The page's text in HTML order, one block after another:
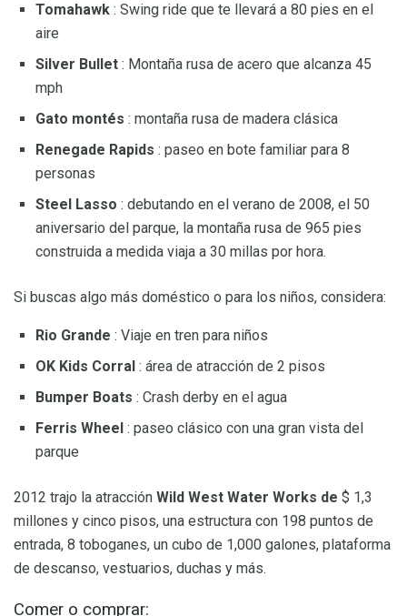
Tomahawk : Swing ride que te llevará a 80 pies en el
aire
Silver Bullet : Montaña rusa de acero que alcanza 45
mph
Gato montés : montaña rusa de madera clásica
Renegade Rapids : paseo en bote familiar para 8
personas
Steel Lasso : debutando en el verano de 2008, el 50
aniversario del parque, la montaña rusa de 965 pies
construida a medida viaja a 30 millas por hora.
Si buscas algo más doméstico o para los niños, considera:
Rio Grande : Viaje en tren para niños
OK Kids Corral : área de atracción de 2 pisos
Bumper Boats : Crash derby en el agua
Ferris Wheel : paseo clásico con una gran vista del
parque
2012 trajo la atracción Wild West Water Works de $ 1,3
millones y cinco pisos, una estructura con 198 puntos de
entrada, 8 toboganes, un cubo de 1,000 galones, plataforma
de descanso, vestuarios, duchas y más.
Comer o comprar: